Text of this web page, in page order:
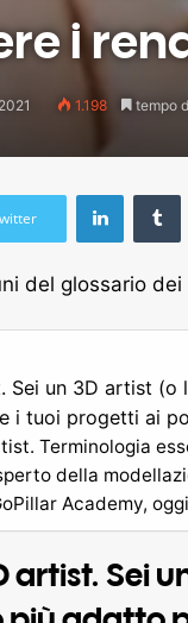
i
1.198 tempo
del glossario
Sei un 3D artist
i tuoi progetti ai
Terminologia
della
Academy,
artist. Sei